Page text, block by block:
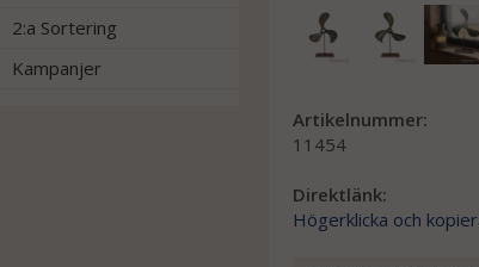
2:a Sortering
Kampanjer
Artikelnummer:
11454
Direktlänk:
Högerklicka och